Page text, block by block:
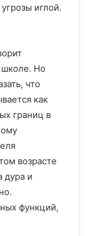
иглой.
школе. Но
что
как
границ в
возрасте
дура и
функций,